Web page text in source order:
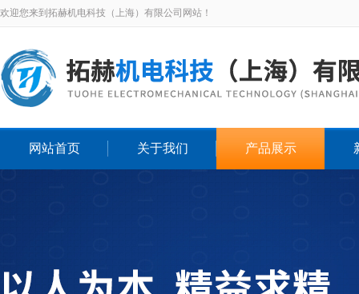
欢迎您来到拓赫机电科技（上海）有限公司网站！
网站首页 关于我们 产品展示